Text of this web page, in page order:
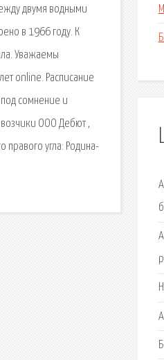
двумя водными
в 1966 году. К
Уважаемы
online. Расписание
сомнение и
ООО Дебют ,
правого угла: Родина-